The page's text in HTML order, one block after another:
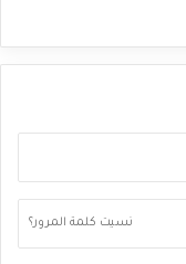
نسيت كلمة المرور؟